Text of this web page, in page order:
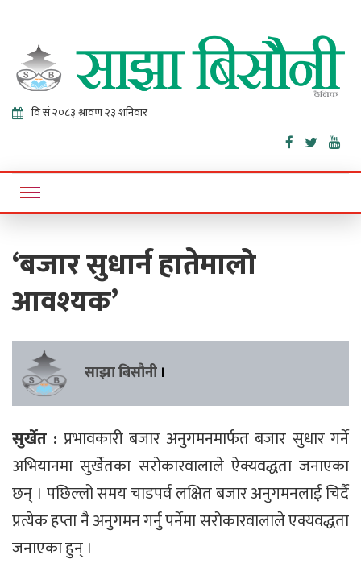
Sajha
Bisaunee
Online News Portal
‘बजार सुधार्न हातेमालो
आवश्यक’
साझा बिसौनी ।
सुर्खेत : प्रभावकारी बजार अनुगमनमार्फत बजार सुधार गर्ने
अभियानमा सुर्खेतका सरोकारवालाले ऐक्यवद्धता जनाएका
छन् । पछिल्लो समय चाडपर्व लक्षित बजार अनुगमनलाई चिर्दै
प्रत्येक हप्ता नै अनुगमन गर्नु पर्नेमा सरोकारवालाले एक्यवद्धता
जनाएका हुन् ।